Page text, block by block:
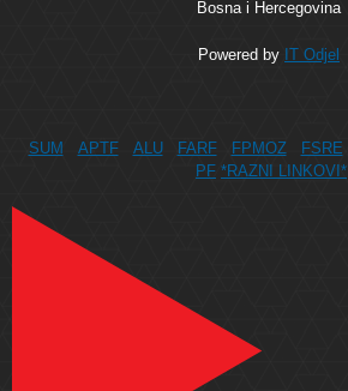
Bosna i Hercegovina
Powered by IT Odjel
SUM APTF ALU FARF FPMOZ FSRE
PF *RAZNI LINKOVI*